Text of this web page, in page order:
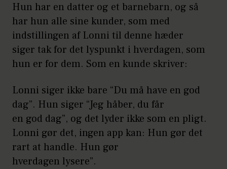
Hun har en datter og et barnebarn, og så
har hun alle sine kunder, som med
indstillingen af Lonni til denne hæder
siger tak for det lyspunkt i hverdagen, som
hun er for dem. Som en kunde skriver:
Lonni siger ikke bare “Du må have en god
dag”. Hun siger “Jeg håber, du får
en god dag”, og det lyder ikke som en pligt.
Lonni gør det, ingen app kan: Hun gør det
rart at handle. Hun gør
hverdagen lysere”.